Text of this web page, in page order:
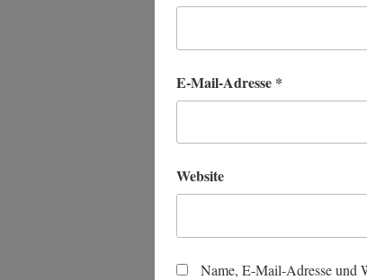
E-Mail-Adresse *
Website
Name, E-Mail-Adresse und